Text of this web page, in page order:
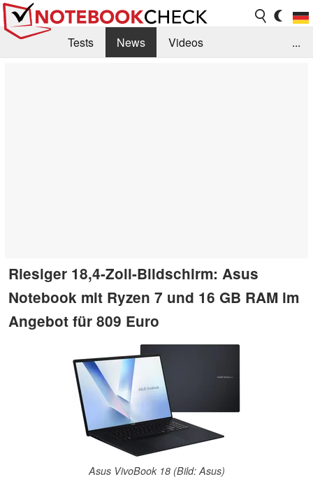
Tests News
Videos
...
Riesiger 18,4-Zoll-Bildschirm: Asus
Notebook mit Ryzen 7 und 16 GB RAM im
Angebot für 809 Euro
Asus VivoBook 18 (Bild: Asus)